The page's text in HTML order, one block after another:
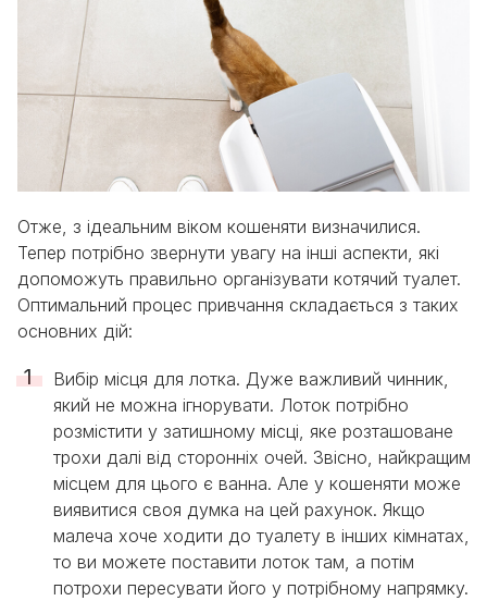
Отже, з ідеальним віком кошеняти визначилися.
Тепер потрібно звернути увагу на інші аспекти, які
допоможуть правильно організувати котячий туалет.
Оптимальний процес привчання складається з таких
основних дій:
Вибір місця для лотка. Дуже важливий чинник,
який не можна ігнорувати. Лоток потрібно
розмістити у затишному місці, яке розташоване
трохи далі від сторонніх очей. Звісно, найкращим
місцем для цього є ванна. Але у кошеняти може
виявитися своя думка на цей рахунок. Якщо
малеча хоче ходити до туалету в інших кімнатах,
то ви можете поставити лоток там, а потім
потрохи пересувати його у потрібному напрямку.